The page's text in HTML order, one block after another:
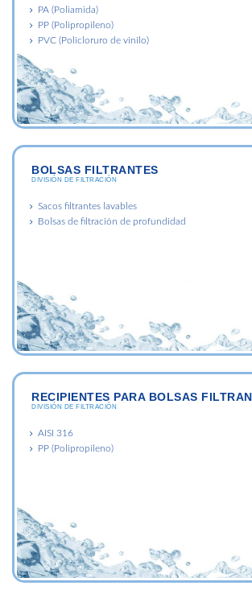
PA (Poliamida)
PP (Polipropileno)
PVC (Policloruro de vinilo)
BOLSAS FILTRANTES
DIVISIÓN DE FILTRACIÓN
Sacos filtrantes lavables
Bolsas de filtración de profundidad
RECIPIENTES PARA BOLSAS
DIVISIÓN DE FILTRACIÓN
AISI 316
PP (Polipropileno)